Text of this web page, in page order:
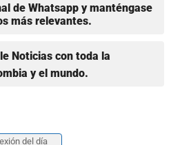
de Whatsapp y manténgase
más relevantes.
Noticias con toda la
y el mundo.
del día